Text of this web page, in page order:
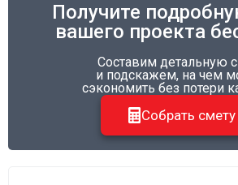
Получите
вашего проекта
Составим детальную
и подскажем, на чем
сэкономить без потери
Собрать смету